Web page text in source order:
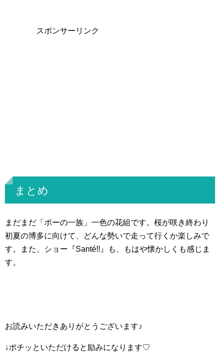
スポンサーリンク
まとめ
まだまだ「ポーの一族」一色の花組です。桜が咲き終わり
初夏の博多に向けて、どんな勢いで走って行くか楽しみで
す。また、ショー『Santé!!』も、もはや懐かしくも感じま
す。
お読みいただきありがとうございます♪
↓ポチッといただけると励みになります♡